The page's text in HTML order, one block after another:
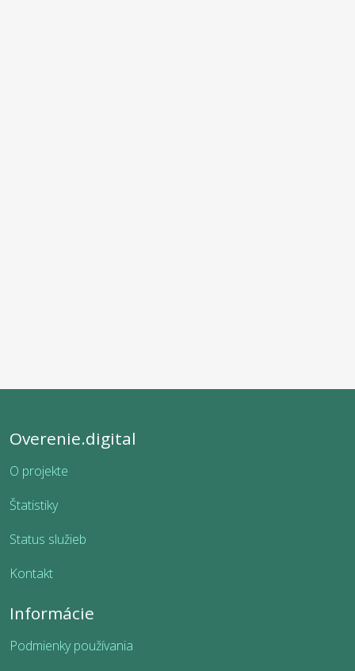
Overenie.digital
O projekte
Štatistiky
Status služieb
Kontakt
Informácie
Podmienky používania